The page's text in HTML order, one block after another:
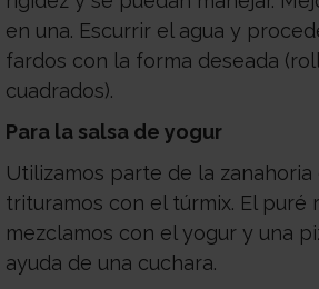
en una. Escurrir el agua y
fardos con la forma deseada
cuadrados).
Para la salsa de yogur
Utilizamos parte de la zanahoria
trituramos con el túrmix. El puré
mezclamos con el yogur y una
ayuda de una cuchara.